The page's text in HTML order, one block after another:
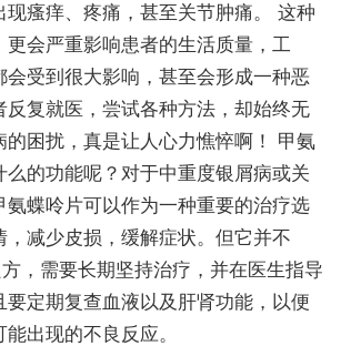
现瘙痒、疼痛，甚至关节肿痛。 这种
更会严重影响患者的生活质量，工
会受到很大影响，甚至会形成一种恶
反复就医，尝试各种方法，却始终无
的困扰，真是让人心力憔悴啊！ 甲氨
么的功能呢？对于中重度银屑病或关
氨蝶呤片可以作为一种重要的治疗选
，减少皮损，缓解症状。但它并不
方，需要长期坚持治疗，并在医生指导
要定期复查血液以及肝肾功能，以便
出现的不良反应。